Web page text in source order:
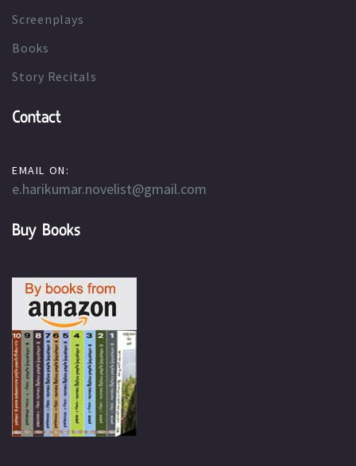
Screenplays
Books
Story Recitals
Contact
EMAIL ON:
e.harikumar.novelist@gmail.com
Buy Books